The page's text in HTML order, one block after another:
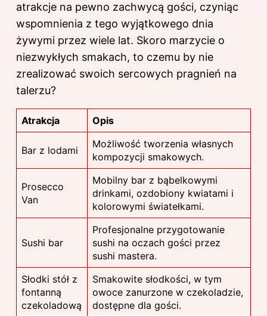
atrakcje na pewno zachwycą gości, czyniąc
wspomnienia z tego wyjątkowego dnia
żywymi przez wiele lat. Skoro marzycie o
niezwykłych smakach, to czemu by nie
zrealizować swoich sercowych pragnień na
talerzu?
Atrakcja Opis
Bar z lodami
Możliwość tworzenia własnych
kompozycji smakowych.
Prosecco
Van
Mobilny bar z bąbelkowymi
drinkami, ozdobiony kwiatami i
kolorowymi światełkami.
Sushi bar
Profesjonalne przygotowanie
sushi na oczach gości przez
sushi mastera.
Słodki stół z
fontanną
czekoladową
Smakowite słodkości, w tym
owoce zanurzone w czekoladzie,
dostępne dla gości.